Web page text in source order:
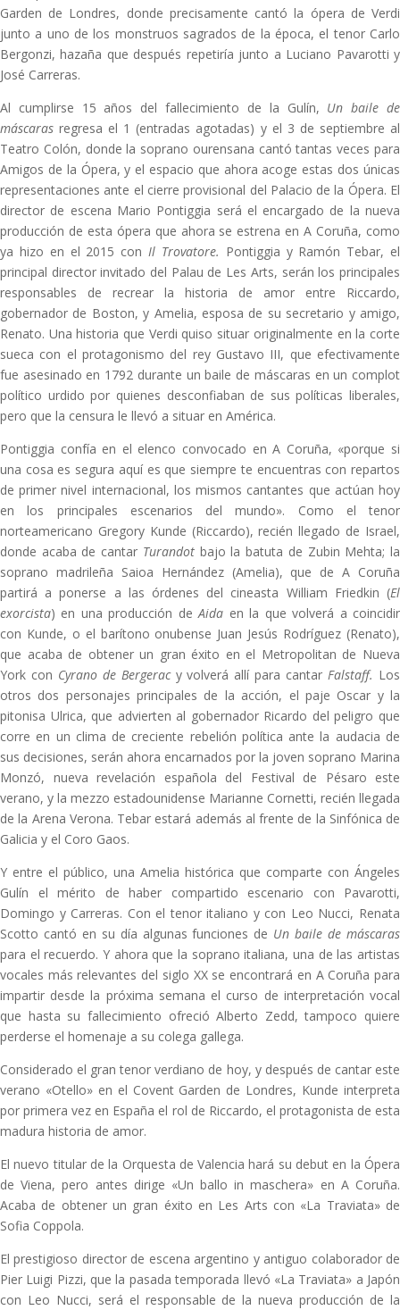
Garden de Londres, donde precisamente cantó la ópera de Verdi
junto a uno de los monstruos sagrados de la época, el tenor Carlo
Bergonzi, hazaña que después repetiría junto a Luciano Pavarotti y
José Carreras.
Al cumplirse 15 años del fallecimiento de la Gulín, Un baile de
máscaras regresa el 1 (entradas agotadas) y el 3 de septiembre al
Teatro Colón, donde la soprano ourensana cantó tantas veces para
Amigos de la Ópera, y el espacio que ahora acoge estas dos únicas
representaciones ante el cierre provisional del Palacio de la Ópera. El
director de escena Mario Pontiggia será el encargado de la nueva
producción de esta ópera que ahora se estrena en A Coruña, como
ya hizo en el 2015 con Il Trovatore. Pontiggia y Ramón Tebar, el
principal director invitado del Palau de Les Arts, serán los principales
responsables de recrear la historia de amor entre Riccardo,
gobernador de Boston, y Amelia, esposa de su secretario y amigo,
Renato. Una historia que Verdi quiso situar originalmente en la corte
sueca con el protagonismo del rey Gustavo III, que efectivamente
fue asesinado en 1792 durante un baile de máscaras en un complot
político urdido por quienes desconfiaban de sus políticas liberales,
pero que la censura le llevó a situar en América.
Pontiggia confía en el elenco convocado en A Coruña, «porque si
una cosa es segura aquí es que siempre te encuentras con repartos
de primer nivel internacional, los mismos cantantes que actúan hoy
en los principales escenarios del mundo». Como el tenor
norteamericano Gregory Kunde (Riccardo), recién llegado de Israel,
donde acaba de cantar Turandot bajo la batuta de Zubin Mehta; la
soprano madrileña Saioa Hernández (Amelia), que de A Coruña
partirá a ponerse a las órdenes del cineasta William Friedkin (El
exorcista) en una producción deAida en la que volverá a coincidir
con Kunde, o el barítono onubense Juan Jesús Rodríguez (Renato),
que acaba de obtener un gran éxito en el Metropolitan de Nueva
York con Cyrano de Bergeracy volverá allí para cantarFalstaff. Los
otros dos personajes principales de la acción, el paje Oscar y la
pitonisa Ulrica, que advierten al gobernador Ricardo del peligro que
corre en un clima de creciente rebelión política ante la audacia de
sus decisiones, serán ahora encarnados por la joven soprano Marina
Monzó, nueva revelación española del Festival de Pésaro este
verano, y la mezzo estadounidense Marianne Cornetti, recién llegada
de la Arena Verona. Tebar estará además al frente de la Sinfónica de
Galicia y el Coro Gaos.
Y entre el público, una Amelia histórica que comparte con Ángeles
Gulín el mérito de haber compartido escenario con Pavarotti,
Domingo y Carreras. Con el tenor italiano y con Leo Nucci, Renata
Scotto cantó en su día algunas funciones de Un baile de máscaras
para el recuerdo. Y ahora que la soprano italiana, una de las artistas
vocales más relevantes del siglo XX se encontrará en A Coruña para
impartir desde la próxima semana el curso de interpretación vocal
que hasta su fallecimiento ofreció Alberto Zedd, tampoco quiere
perderse el homenaje a su colega gallega.
Considerado el gran tenor verdiano de hoy, y después de cantar este
verano «Otello» en el Covent Garden de Londres, Kunde interpreta
por primera vez en España el rol de Riccardo, el protagonista de esta
madura historia de amor.
El nuevo titular de la Orquesta de Valencia hará su debut en la Ópera
de Viena, pero antes dirige «Un ballo in maschera» en A Coruña.
Acaba de obtener un gran éxito en Les Arts con «La Traviata» de
Sofia Coppola.
El prestigioso director de escena argentino y antiguo colaborador de
Pier Luigi Pizzi, que la pasada temporada llevó «La Traviata» a Japón
con Leo Nucci, será el responsable de la nueva producción de la